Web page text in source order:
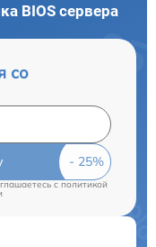
BIOS сервера
со
c политикой